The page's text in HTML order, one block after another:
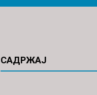
САДРЖАЈ